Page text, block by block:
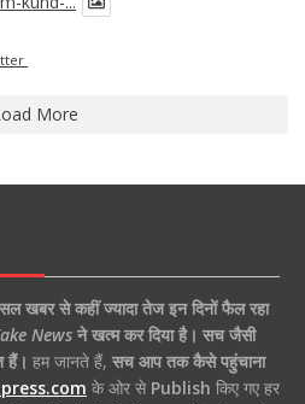
More
खबर से कहीं ज्यादा तेज इन दिनों फैल रहा
Newsने खत्म कर दिया है। सच जैसी
हैं। हम जानते हैं, सच आप तक कैसे पहुंचाना
के ओर से Publish किए गए हर